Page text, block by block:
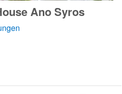
Ano Syros